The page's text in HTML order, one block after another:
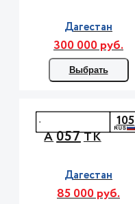
Дагестан
300 000 руб.
Выбрать
А057ТК
105
Дагестан
85 000 руб.